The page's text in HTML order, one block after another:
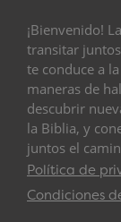
¡Bienvenido!
transitar
te conduce a
maneras de
descubrir
la Biblia, y
juntos el
Política de
Condiciones